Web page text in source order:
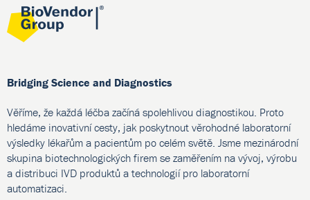
Bridging Science and Diagnostics
Věříme, že každá léčba začíná spolehlivou diagnostikou. Proto
hledáme inovativní cesty, jak poskytnout věrohodné laboratorní
výsledky lékařům a pacientům po celém světě. Jsme mezinárodní
skupina biotechnologických firem se zaměřením na vývoj, výrobu
a distribuci IVD produktů a technologií pro laboratorní
automatizaci.